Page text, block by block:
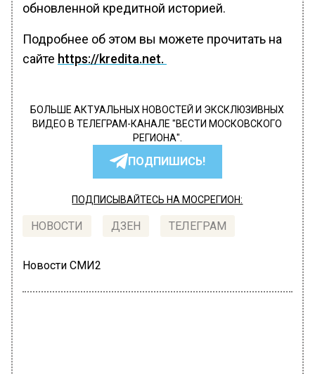
обновленной кредитной историей.
Подробнее об этом вы можете прочитать на
сайте https://kredita.net.
БОЛЬШЕ АКТУАЛЬНЫХ НОВОСТЕЙ И ЭКСКЛЮЗИВНЫХ
ВИДЕО В ТЕЛЕГРАМ-КАНАЛЕ "ВЕСТИ МОСКОВСКОГО
РЕГИОНА".
ПОДПИШИСЬ!
ПОДПИСЫВАЙТЕСЬ НА МОСРЕГИОН:
НОВОСТИ ДЗЕН ТЕЛЕГРАМ
Новости СМИ2